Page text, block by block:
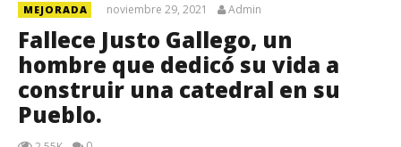
MEJORADA noviembre 29, 2021 Admin
Fallece Justo Gallego, un
hombre que dedicó su vida a
construir una catedral en su
Pueblo.